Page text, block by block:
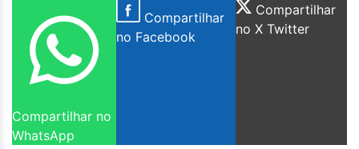
Compartilhar no
WhatsApp
Compartilhar
no Facebook
Compartilhar
no X Twitter